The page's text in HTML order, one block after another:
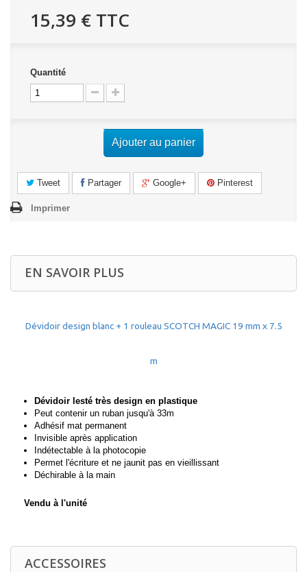
15,39 € TTC
Quantité
Ajouter au panier
Tweet Partager Google+ Pinterest
Imprimer
EN SAVOIR PLUS
Dévidoir design blanc + 1 rouleau SCOTCH MAGIC 19 mm x 7.5
m
Dévidoir lesté très design en plastique
Peut contenir un ruban jusqu'à 33m
Adhésif mat permanent
Invisible après application
Indétectable à la photocopie
Permet l'écriture et ne jaunit pas en vieillissant
Déchirable à la main
Vendu à l'unité
ACCESSOIRES